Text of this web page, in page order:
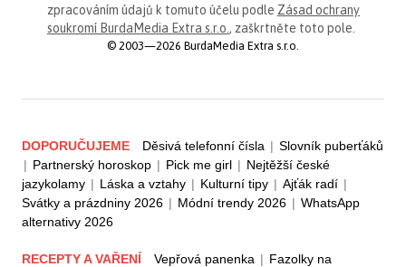
zpracováním údajů k tomuto účelu podle Zásad ochrany
soukromí BurdaMedia Extra s.r.o. , zaškrtněte toto pole.
© 2003—2026 BurdaMedia Extra s.r.o.
DOPORUČUJEME Děsivá telefonní čísla | Slovník puberťáků
| Partnerský horoskop | Pick me girl | Nejtěžší české
jazykolamy | Láska a vztahy | Kulturní tipy | Ajťák radí |
Svátky a prázdniny 2026 | Módní trendy 2026 | WhatsApp
alternativy 2026
RECEPTY A VAŘENÍ Vepřová panenka | Fazolky na